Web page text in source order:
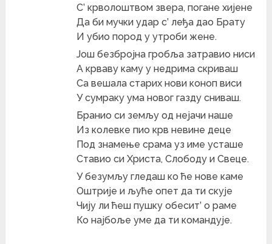
С’ крволоштвом звера, погане хијене
Да би мучки удар с’ леђа дао Брату
И убио пород у утроби жене.
Још безбројна гробља затравио ниси
А крваву каму у недрима скриваш
Са вешала старих нови коноп виси
У сумраку ума новог газду сниваш.
Бранио си земљу од нејачи наше
Из колевке пио крв невине деце
Под знамење срама уз име усташе
Ставио си Христа, Слободу и Свеце.
У безумљу гледаш ко ће нове каме
Оштрије и љуће опет да ти скује
Чију ли ћеш пушку обесит’ о раме
Ко најбоље уме да ти командује.